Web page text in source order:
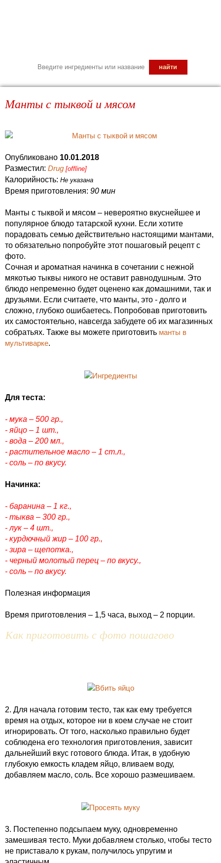
Манты с тыквой и мясом
Опубликовано 10.01.2018
Разместил: Drug [offline]
Калорийность: Не указана
Время приготовления: 90 мин
Манты с тыквой и мясом – невероятно вкуснейшее и
популярное блюдо татарской кухни. Если хотите
порадовать семью действительно настоящими мантами,
то обязательно попробуйте этот пошаговый рецепт с
фото.
Сочная и ароматная начинка в сочетании с нежной
мякотью тыквы никого не оставит равнодушным. Это
блюдо непременно будет оценено как домашними, так и
друзьями. Если считаете, что манты, это - долго и
сложно, глубоко ошибаетесь. Попробовав приготовить
их самостоятельно, навсегда забудете об их магазинных
собратьях. Также вы можете приготовить манты в
мультиварке.
Для теста:
- мука – 500 гр.,
- яйцо – 1 шт.,
- вода – 200 мл.,
- растительное масло – 1 ст.л.,
- соль – по вкусу.
Начинка:
- баранина – 1 кг.,
- тыква – 300 гр.,
- лук – 4 шт.,
- курдючный жир – 100 гр.,
- зира – щепотка.,
- черный молотый перец – по вкусу.,
- соль – по вкусу.
Полезная информация
Время приготовления – 1,5 часа, выход – 2 порции.
Как приготовить с фото пошагово
2. Для начала готовим тесто, так как ему требуется
время на отдых, которое ни в коем случае не стоит
игнорировать. От того, насколько правильно будет
соблюдена его технология приготовления, зависит
дальнейший вкус готового блюда. Итак, в удобную
глубокую емкость кладем яйцо, вливаем воду,
добавляем масло, соль. Все хорошо размешиваем.
3. Постепенно подсыпаем муку, одновременно
замешивая тесто. Муки добавляем столько, чтобы тесто
не приставало к рукам, получилось упругим и